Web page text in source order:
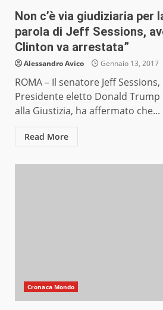
Non c’è via giudiziaria per
parola di Jeff Sessions,
Clinton va arrestata”
Alessandro Avico Gennaio 13, 2017
ROMA – Il senatore Jeff
Presidente eletto Donald
alla Giustizia, ha affermato che...
Read More
Cronaca Mondo